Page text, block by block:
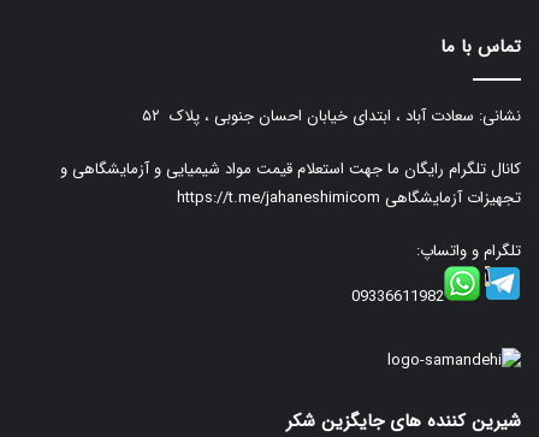
تماس با ما
نشانی: سعادت آباد ، ابتدای خیابان احسان جنوبی ، پلاک ۵۲
کانال تلگرام رایگان ما جهت استعلام قیمت مواد شیمیایی و آزمایشگاهی و
تجهیزات آزمایشگاهی https://t.me/jahaneshimicom
تلگرام و واتساپ:
09336611982
شیرین کننده های جایگزین شکر